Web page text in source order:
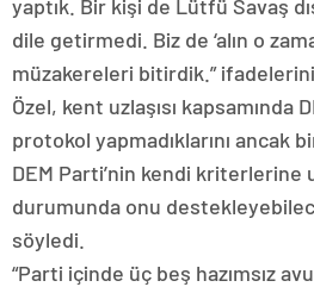
yaptık. Bir kişi de Lütfü Savaş
dile getirmedi. Biz de ‘alın o
müzakereleri bitirdik.” ifadelerini
Özel, kent uzlaşısı kapsamında
protokol yapmadıklarını ancak
DEM Parti’nin kendi kriterlerine
durumunda onu
söyledi.
“Parti içinde üç beş hazımsız